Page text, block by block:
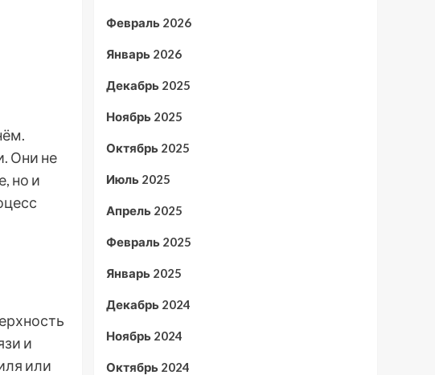
Они не
но и
и
или
Февраль 2026
Январь 2026
Декабрь 2025
Ноябрь 2025
Октябрь 2025
Июль 2025
Апрель 2025
Февраль 2025
Январь 2025
Декабрь 2024
Ноябрь 2024
Октябрь 2024